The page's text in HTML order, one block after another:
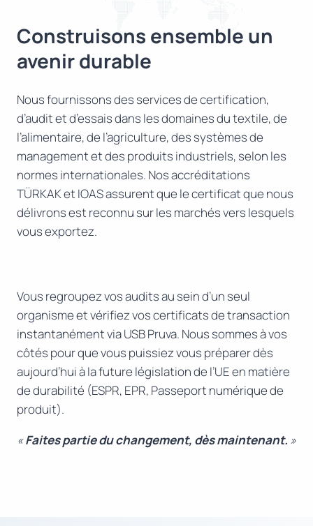
Construisons ensemble un
avenir durable
Nous fournissons des services de certification,
d’audit et d’essais dans les domaines du textile, de
l’alimentaire, de l’agriculture, des systèmes de
management et des produits industriels, selon les
normes internationales. Nos accréditations
TÜRKAK et IOAS assurent que le certificat que nous
délivrons est reconnu sur les marchés vers lesquels
vous exportez.
Vous regroupez vos audits au sein d’un seul
organisme et vérifiez vos certificats de transaction
instantanément via USB Pruva. Nous sommes à vos
côtés pour que vous puissiez vous préparer dès
aujourd’hui à la future législation de l’UE en matière
de durabilité (ESPR, EPR, Passeport numérique de
produit).
«Faites partie du changement, dès maintenant. »